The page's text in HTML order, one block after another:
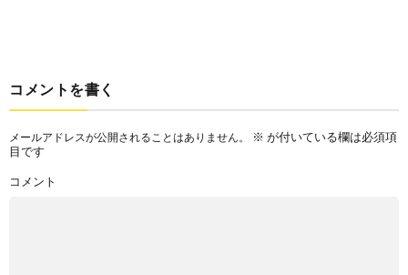
コメントを書く
メールアドレスが公開されることはありません。 ※ が付いている欄は必須項
目です
コメント